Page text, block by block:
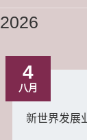
2026
4
八月
新世界发展